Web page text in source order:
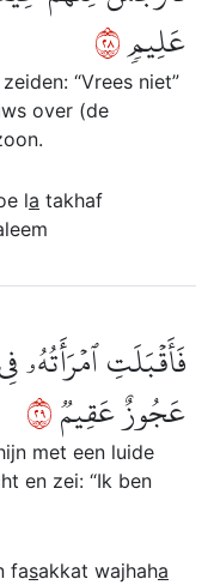
عَلِيمٖ٨٢
“Vrees niet”
over (de
la takhaf
فَأَقۡبَلَتِ
عَجُوزٌ عَقِيمٞ٩٢
met een luide
en zei: “Ik ben
fasakkat wajhaha